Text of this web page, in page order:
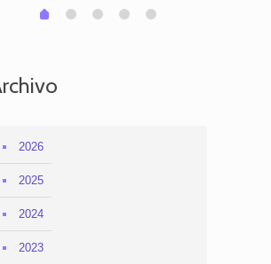
0 1 2 3 4
2026
2025
2024
2023